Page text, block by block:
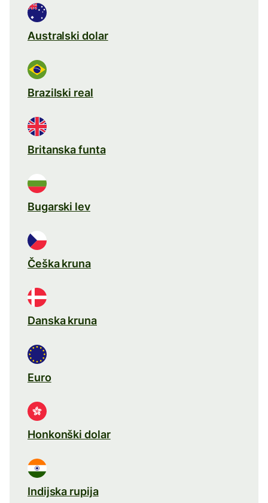
Australski dolar
Brazilski real
Britanska funta
Bugarski lev
Češka kruna
Danska kruna
Euro
Honkonški dolar
Indijska rupija